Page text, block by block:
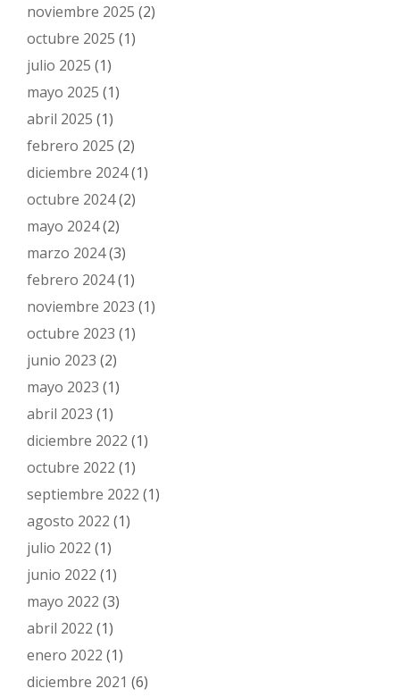
noviembre 2025 (2)
octubre 2025 (1)
julio 2025 (1)
mayo 2025 (1)
abril 2025 (1)
febrero 2025 (2)
diciembre 2024(1)
octubre 2024(2)
mayo 2024(2)
marzo 2024(3)
febrero 2024(1)
noviembre 2023 (1)
octubre 2023 (1)
junio 2023 (2)
mayo 2023 (1)
abril 2023 (1)
diciembre 2022 (1)
octubre 2022 (1)
septiembre 2022 (1)
agosto 2022 (1)
julio 2022 (1)
junio 2022 (1)
mayo 2022 (3)
abril 2022 (1)
enero 2022 (1)
diciembre 2021 (6)